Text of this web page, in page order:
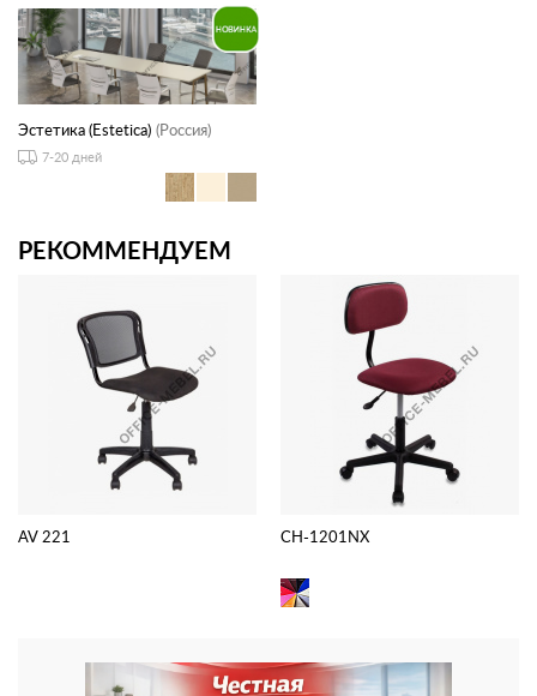
Эстетика (Estetica) (Россия)
7-20 дней
РЕКОММЕНДУЕМ
AV 221 CH-1201NX